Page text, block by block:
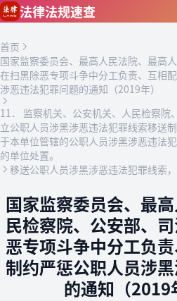
跳到主要内容
法律法规速查
首页
国家监察委员会、最高人民法院、最高
在扫黑除恶专项斗争中分工负责、互相
涉恶违法犯罪问题的通知（2019年）
11． 监察机关、公安机关、人民检察院
立公职人员涉黑涉恶违法犯罪线索移送
于本单位管辖的公职人员涉黑涉恶违法
的单位处置。
移送公职人员涉黑涉恶违法犯罪线索
国家监察委员会、最
民检察院、公安部、
恶专项斗争中分工负
制约严惩公职人员涉
的通知（2019